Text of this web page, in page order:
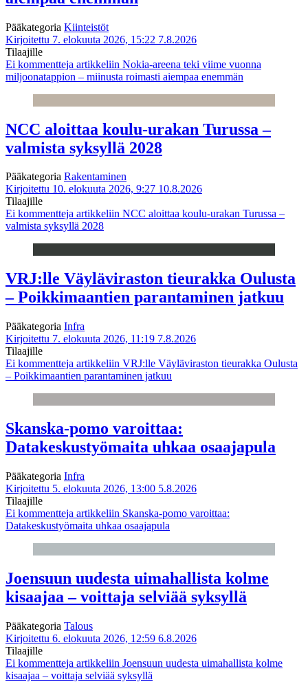
Pääkategoria Kiinteistöt
Kirjoitettu 7. elokuuta 2026, 15:22 7.8.2026
Tilaajille
Ei kommentteja artikkeliin Nokia-areena teki viime vuonna
miljoonatappion – miinusta roimasti aiempaa enemmän
NCC aloittaa koulu-urakan Turussa –
valmista syksyllä 2028
Pääkategoria Rakentaminen
Kirjoitettu 10. elokuuta 2026, 9:27 10.8.2026
Tilaajille
Ei kommentteja artikkeliin NCC aloittaa koulu-urakan Turussa –
valmista syksyllä 2028
VRJ:lle Väyläviraston tieurakka Oulusta
– Poikkimaantien parantaminen jatkuu
Pääkategoria Infra
Kirjoitettu 7. elokuuta 2026, 11:19 7.8.2026
Tilaajille
Ei kommentteja artikkeliin VRJ:lle Väyläviraston tieurakka Oulusta
– Poikkimaantien parantaminen jatkuu
Skanska-pomo varoittaa:
Datakeskustyömaita uhkaa osaajapula
Pääkategoria Infra
Kirjoitettu 5. elokuuta 2026, 13:00 5.8.2026
Tilaajille
Ei kommentteja artikkeliin Skanska-pomo varoittaa:
Datakeskustyömaita uhkaa osaajapula
Joensuun uudesta uimahallista kolme
kisaajaa – voittaja selviää syksyllä
Pääkategoria Talous
Kirjoitettu 6. elokuuta 2026, 12:59 6.8.2026
Tilaajille
Ei kommentteja artikkeliin Joensuun uudesta uimahallista kolme
kisaajaa – voittaja selviää syksyllä